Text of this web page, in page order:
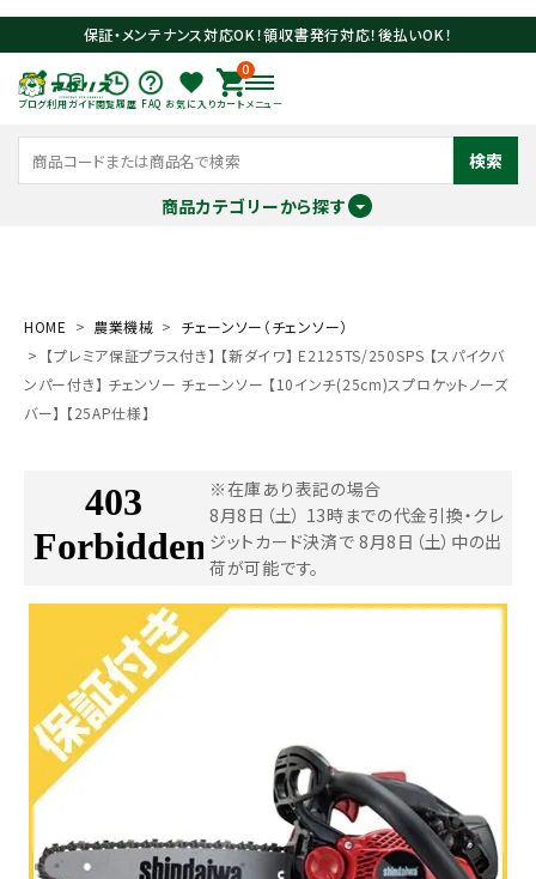
保証・メンテナンス対応OK！領収書発行対応！後払いOK！
ブログ利用ガイド閲覧履歴 FAQ お気に入り
0
カート メニュー
検索
商品カテゴリーから探す
search
閲覧履歴一覧
農業機械
農業資材
HOME 農業機械
チェーンソー（チェンソー）
【プレミア保証プラス付き】 【新ダイワ】 E2125TS/250SPS 【スパイクバ
ンパー付き】 チェンソー チェーンソー 【10インチ(25cm)スプロケットノーズ
バー】 【25AP仕様】
※在庫あり表記の場合
8月8日（土） 13時までの代金引換・クレ
ジットカード決済で 8月8日（土）中の出
荷が可能です。